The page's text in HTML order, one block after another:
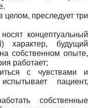
целом, преследует три
концептуальный
характер, будущий
собственном опыте,
работает;
с чувствами и
пациент,
собственные